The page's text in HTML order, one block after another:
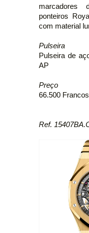
marcadores
ponteiros
com material
Pulseira
Pulseira de
AP
Preço
66.500
Ref.